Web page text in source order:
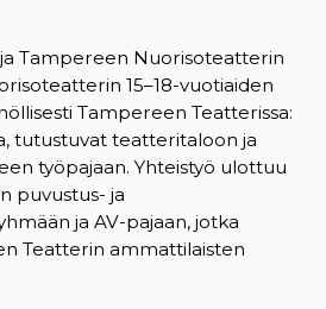
Tampereen Nuorisoteatterin
15–18-vuotiaiden
Tampereen Teatterissa:
tutustuvat teatteritaloon ja
työpajaan. Yhteistyö ulottuu
puvustus- ja
ja AV-pajaan, jotka
Teatterin ammattilaisten